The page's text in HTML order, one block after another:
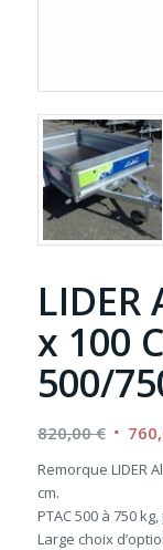
LIDER
x 100
500/
820,00€ Le
était :
820,00
Remorque LIDER
cm.
PTAC 500 à 750
Large choix